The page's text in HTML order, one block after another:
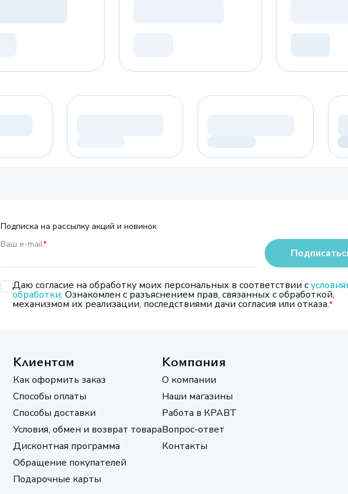
Подписка на рассылку акций и новинок
Ваш e-mail*
Даю согласие на обработку моих персональных в соответствии с
обработки. Ознакомлен с разъяснением прав, связанных с обработкой,
механизмом их реализации, последствиями дачи согласия или отказа.
Клиентам
Как оформить заказ
Способы оплаты
Способы доставки
Условия, обмен и возврат товара
Дисконтная программа
Обращение покупателей
Подарочные карты
Компания
О компании
Наши магазины
Работа в КРАВТ
Вопрос-ответ
Контакты